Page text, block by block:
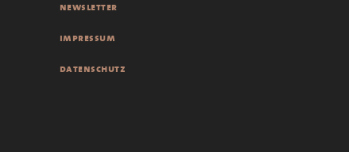
newsletter
impressum
datenschutz